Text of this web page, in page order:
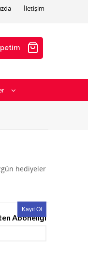
İletişim
hediyeler
Aboneliği